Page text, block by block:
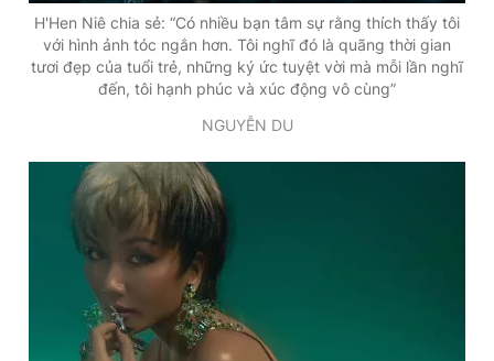
H'Hen Niê chia sẻ: “Có nhiều bạn tâm sự rằng thích thấy tôi
với hình ảnh tóc ngắn hơn. Tôi nghĩ đó là quãng thời gian
tươi đẹp của tuổi trẻ, những ký ức tuyệt vời mà mỗi lần nghĩ
đến, tôi hạnh phúc và xúc động vô cùng”
NGUYỄN DU